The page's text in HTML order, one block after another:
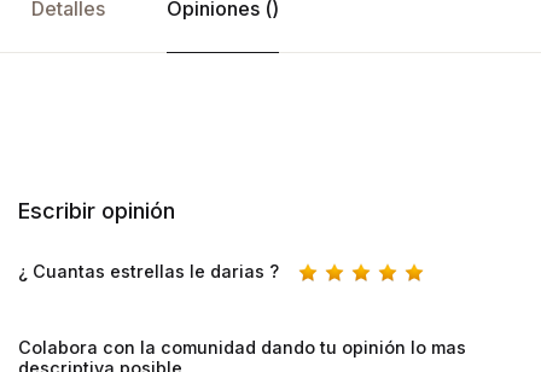
Detalles Opiniones ()
Escribir opinión
¿ Cuantas estrellas le darias ?
Colabora con la comunidad dando tu opinión lo mas
descriptiva posible